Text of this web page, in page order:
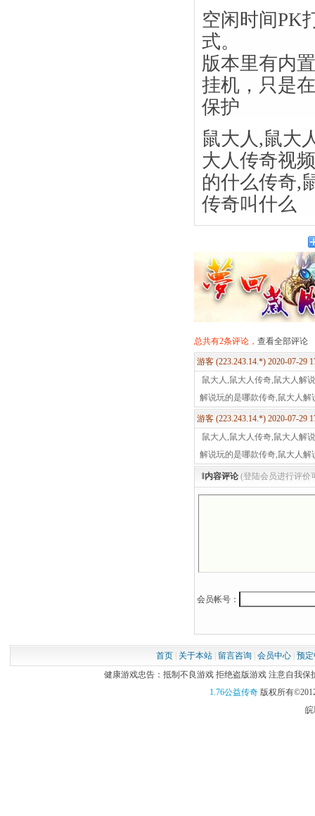
空闲时间PK
式。
版本里有内
挂机，只是
保护
鼠大人,鼠大
大人传奇视
的什么传奇,
传奇叫什么
总共有2条评论， 查看全部评论
游客 (223.243.14.*) 2020-07-29
鼠大人,鼠大人传奇,鼠大人解
解说玩的是哪款传奇,鼠大人解
游客 (223.243.14.*) 2020-07-29
鼠大人,鼠大人传奇,鼠大人解
解说玩的是哪款传奇,鼠大人解
‖内容评论 (登陆会员进行评价
会员帐号：
首页| 关于本站| 留言咨询 会员中心| 预
健康游戏忠告：抵制不良游戏 拒绝盗版游戏 注意自我保
1.76公益传奇版权所有
皖